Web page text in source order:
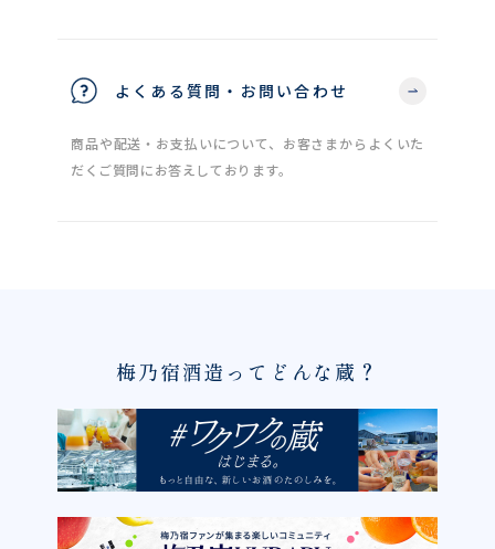
よくある質問・お問い合わせ
商品や配送・お支払いについて、お客さまからよくいた
だくご質問にお答えしております。
梅乃宿酒造ってどんな蔵？